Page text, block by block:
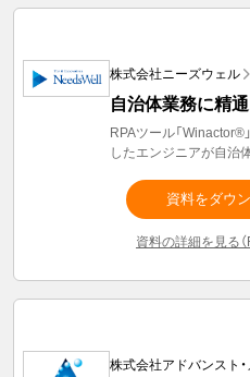
株式会社ニーズウェル
自治体業務に精通
RPAツール「Winactor®
したエンジニアが自治
資料をダウ
資料の詳細を見る
株式会社アドバンスト